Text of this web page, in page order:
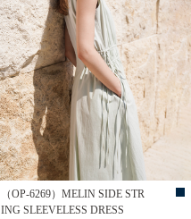
（OP-6269）MELIN SIDE STR
ING SLEEVELESS DRESS